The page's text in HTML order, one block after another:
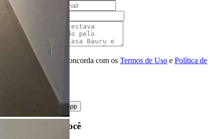
E-mail
Telefone
Mensagem
Ao ENVIAR você concorda com os Termos de Uso e Política de
enviar mensagem
whatsapp
Ligamos para você